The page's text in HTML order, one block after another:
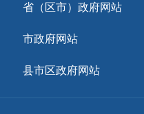
省（区市）政府网站
市政府网站
县市区政府网站